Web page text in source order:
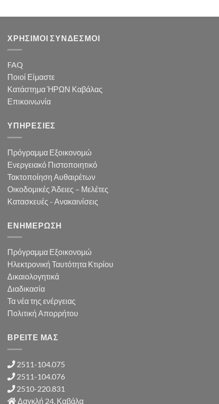
ΧΡΗΣΙΜΟΙ ΣΥΝΔΕΣΜΟΙ
FAQ
Ποιοί Είμαστε
Κατάστημα ΉΡΩΝ Καβάλας
Επικοινωνία
ΥΠΗΡΕΣΙΕΣ
Πρόγραμμα Εξοικονομώ
Ενεργειακό Πιστοποιητικό
Τακτοποίηση Αυθαιρέτων
Οικοδομικές Άδειες – Μελέτες
Κατασκευές - Ανακαινίσεις
ΕΝΗΜΕΡΩΣΗ
Πρόγραμμα Εξοικονομώ
Ηλεκτρονική Ταυτότητα Κτιρίου
Δικαιολογητικά
Διαδικασία
Τα νέα της ενέργειας
Πολιτική Απορρήτου
ΒΡΕΙΤΕ ΜΑΣ
2511-104.075
2511-104.076
2510-220.831
Δαγκλή 24, Καβάλα